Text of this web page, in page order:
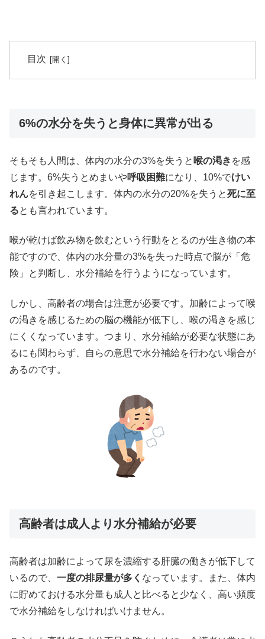
目次
6%の水分を失うと身体に異常が出る
そもそも人間は、体内の水分の3%を失うと 喉の渇き を感
じます。6%失うとめまいや呼吸困難になり、10%でけい
れんを引き起こします。体内の水分の20%を失うと死に至
るとも言われています。
喉が乾けば飲み物を飲むという行動をとるのが生き物の本
能ですので、体内の水分量の3%を失った時点で脳が「危
険」と判断し、水分補給を行うようになっています。
しかし、高齢者の場合は注意が必要です。加齢によって喉
の渇きを感じるための脳の機能が低下し、喉の渇きを感じ
にくくなっています。つまり、水分補給が必要な状態にあ
るにも関わらず、自らの意思で水分補給を行わない場合が
あるのです。
高齢者は成人より水分補給が必要
高齢者は加齢によって尿を濃縮する肝臓の働きが低下して
いるので、 一度の排尿量が多く なっています。また、体内
に貯めておける水分量も成人と比べると少なく、高い頻度
で水分補給をしなければいけません。